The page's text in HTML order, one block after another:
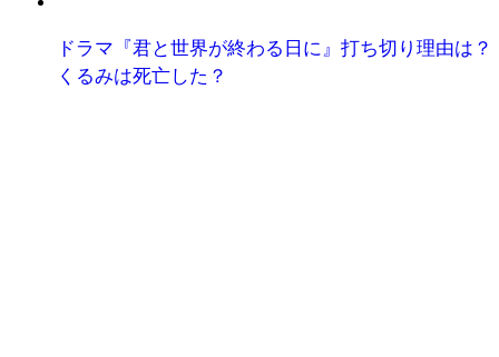
ドラマ『君と世界が終わる日に』打ち切り理由は？
くるみは死亡した？